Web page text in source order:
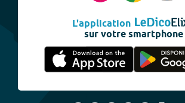
L'application
sur votre smartphone